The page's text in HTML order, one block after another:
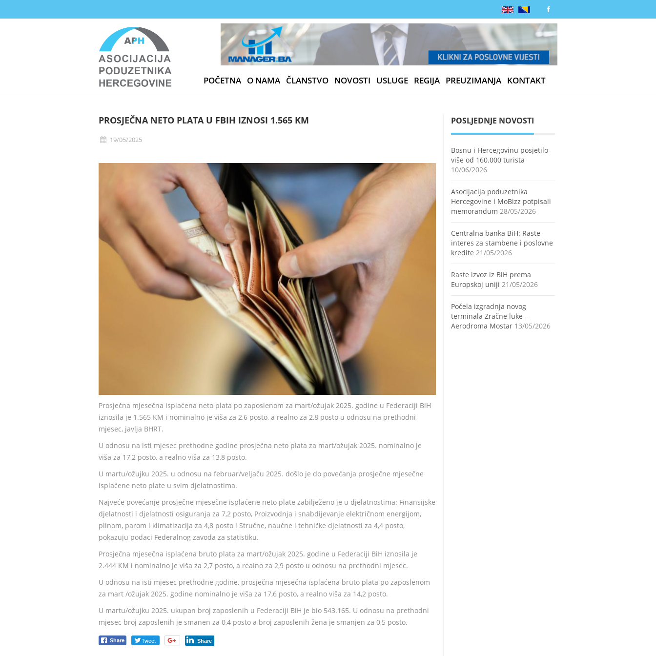
POČETNA O NAMA ČLANSTVO NOVOSTI USLUGE REGIJA PREUZIMANJA KONTAKT
PROSJEČNA NETO PLATA U FBIH IZNOSI 1.565 KM
19/05/2025
Prosječna mjesečna isplaćena neto plata po zaposlenom za mart/ožujak 2025. godine u Federaciji BiH
iznosila je 1.565 KM i nominalno je viša za 2,6 posto, a realno za 2,8 posto u odnosu na prethodni
mjesec, javlja BHRT.
U odnosu na isti mjesec prethodne godine prosječna neto plata za mart/ožujak 2025. nominalno je
viša za 17,2 posto, a realno viša za 13,8 posto.
U martu/ožujku 2025. u odnosu na februar/veljaču 2025. došlo je do povećanja prosječne mjesečne
isplaćene neto plate u svim djelatnostima.
Najveće povećanje prosječne mjesečne isplaćene neto plate zabilježeno je u djelatnostima: Finansijske
djelatnosti i djelatnosti osiguranja za 7,2 posto, Proizvodnja i snabdijevanje električnom energijom,
plinom, parom i klimatizacija za 4,8 posto i Stručne, naučne i tehničke djelatnosti za 4,4 posto,
pokazuju podaci Federalnog zavoda za statistiku.
Prosječna mjesečna isplaćena bruto plata za mart/ožujak 2025. godine u Federaciji BiH iznosila je
2.444 KM i nominalno je viša za 2,7 posto, a realno za 2,9 posto u odnosu na prethodni mjesec.
U odnosu na isti mjesec prethodne godine, prosječna mjesečna isplaćena bruto plata po zaposlenom
za mart /ožujak 2025. godine nominalno je viša za 17,6 posto, a realno viša za 14,2 posto.
U martu/ožujku 2025. ukupan broj zaposlenih u Federaciji BiH je bio 543.165. U odnosu na prethodni
mjesec broj zaposlenih je smanen za 0,4 posto a broj zaposlenih žena je smanjen za 0,5 posto.
Share Tweet Share
POSLJEDNJE NOVOSTI
Bosnu i Hercegovinu posjetilo
više od 160.000 turista
10/06/2026
Asocijacija poduzetnika
Hercegovine i MoBizz potpisali
memorandum 28/05/2026
Centralna banka BiH: Raste
interes za stambene i poslovne
kredite 21/05/2026
Raste izvoz iz BiH prema
Europskoj uniji 21/05/2026
Počela izgradnja novog
terminala Zračne luke –
Aerodroma Mostar 13/05/2026